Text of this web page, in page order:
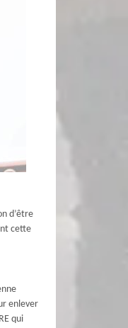
d’être
cette
enlever
qui